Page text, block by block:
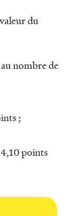
du
nombre de
;
points